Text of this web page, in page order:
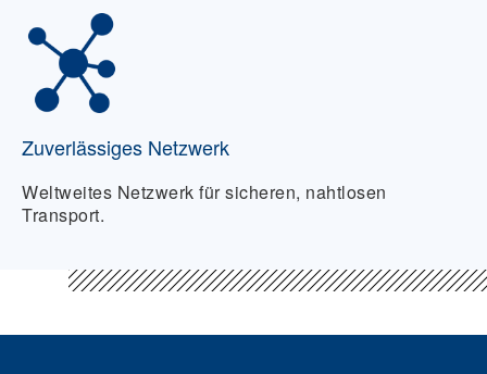
Zuverlässiges Netzwerk
Weltweites Netzwerk für sicheren, nahtlosen
Transport.